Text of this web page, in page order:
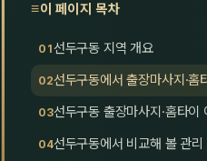
이 페이지 목차
선두구동 지역 개요
선두구동에서 출장마사지·홈
선두구동 출장마사지·홈타이
선두구동에서 비교해 볼 관리